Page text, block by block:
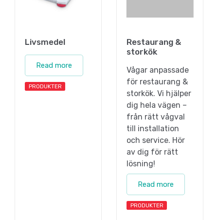
Livsmedel
Read more
PRODUKTER
Restaurang &
storkök
Vågar anpassade
för restaurang &
storkök. Vi hjälper
dig hela vägen –
från rätt vågval
till installation
och service. Hör
av dig för rätt
lösning!
Read more
PRODUKTER